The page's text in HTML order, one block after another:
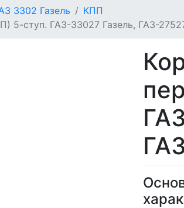
3302 Газель
КПП
5-ступ. ГАЗ-33027 Газель, ГАЗ-